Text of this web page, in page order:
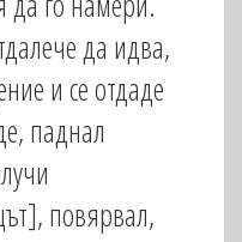
да идва,
и се отдаде
паднал
повярвал,